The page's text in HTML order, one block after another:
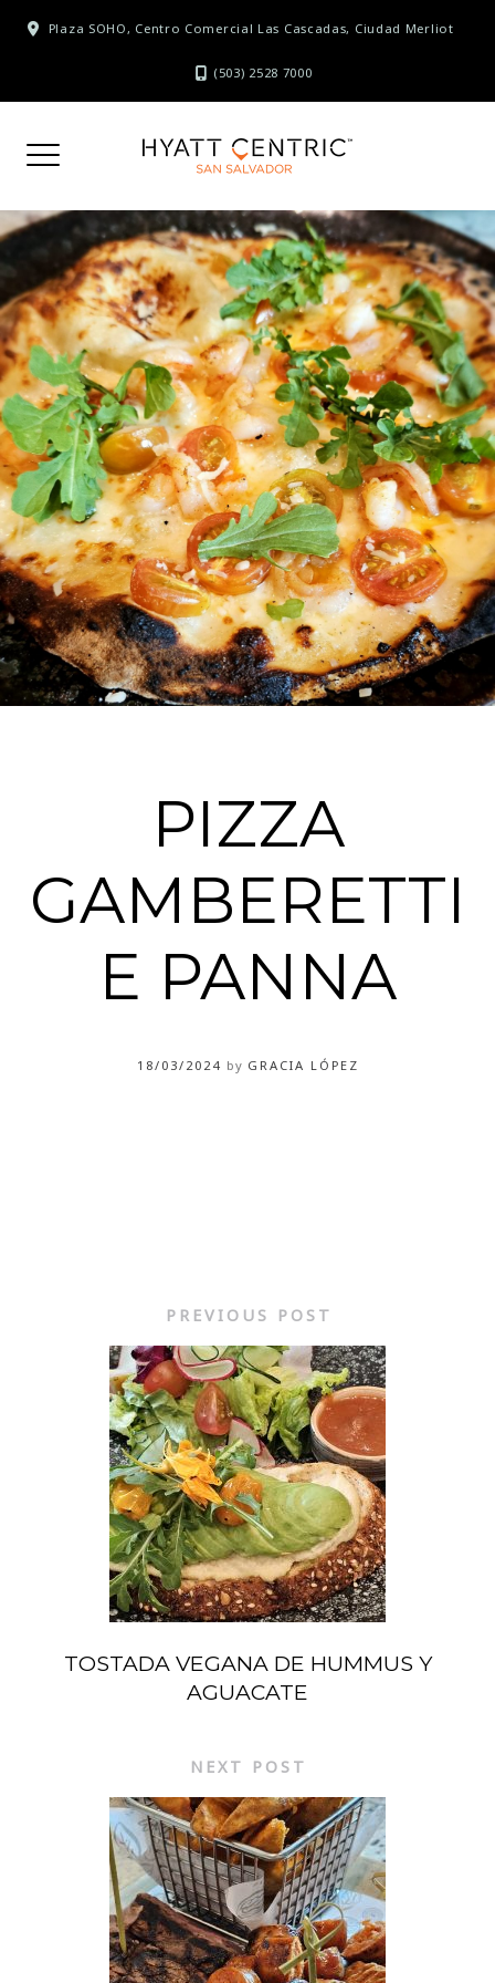
Plaza SOHO, Centro Comercial Las Cascadas, Ciudad Merliot
(503) 2528 7000
PIZZA
GAMBERETTI
E PANNA
18/03/2024 by GRACIA LÓPEZ
PREVIOUS POST
TOSTADA VEGANA DE HUMMUS Y
AGUACATE
NEXT POST